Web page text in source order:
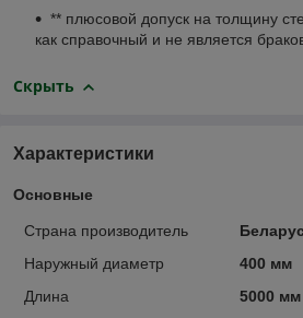
** плюсовой допуск на толщину
как справочный и не является
Скрыть
Характеристики
Основные
Страна производитель
Наружный диаметр
400 мм
Длина
5000 мм